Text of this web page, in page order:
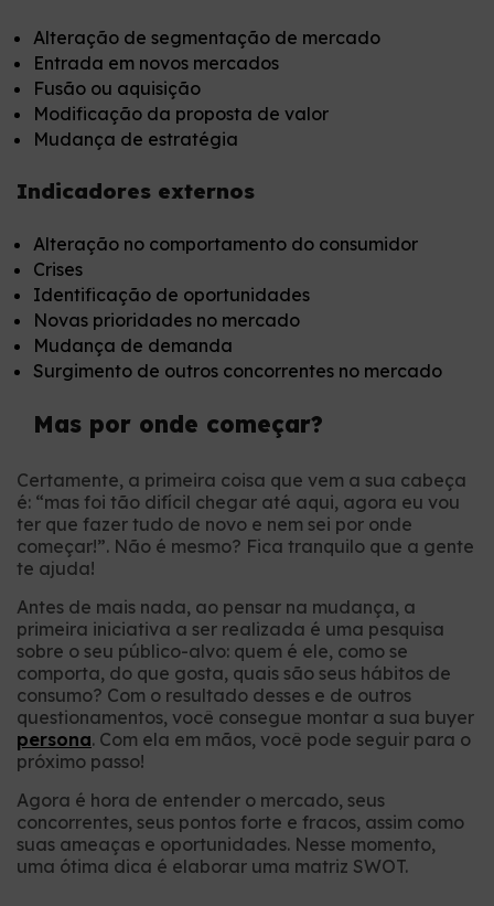
Alteração de segmentação de mercado
Entrada em novos mercados
Fusão ou aquisição
Modificação da proposta de valor
Mudança de estratégia
Indicadores externos
Alteração no comportamento do consumidor
Crises
Identificação de oportunidades
Novas prioridades no mercado
Mudança de demanda
Surgimento de outros concorrentes no mercado
Mas por onde começar?
Certamente, a primeira coisa que vem a sua cabeça
é: “mas foi tão difícil chegar até aqui, agora eu vou
ter que fazer tudo de novo e nem sei por onde
começar!”. Não é mesmo? Fica tranquilo que a gente
te ajuda!
Antes de mais nada, ao pensar na mudança, a
primeira iniciativa a ser realizada é uma pesquisa
sobre o seu público-alvo: quem é ele, como se
comporta, do que gosta, quais são seus hábitos de
consumo? Com o resultado desses e de outros
questionamentos, você consegue montar a sua buyer
persona. Com ela em mãos, você pode seguir para o
próximo passo!
Agora é hora de entender o mercado, seus
concorrentes, seus pontos forte e fracos, assim como
suas ameaças e oportunidades. Nesse momento,
uma ótima dica é elaborar uma matriz SWOT.